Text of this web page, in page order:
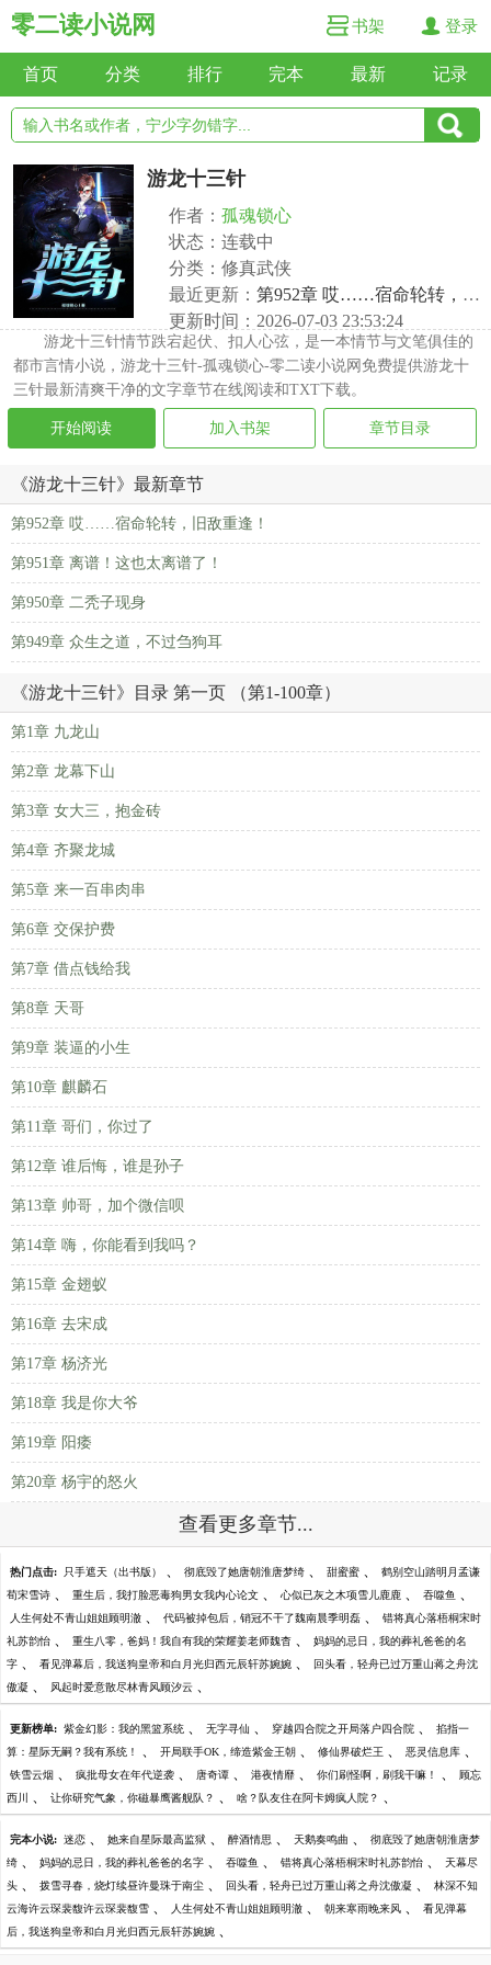
零二读小说网 书架 登录
首页 分类 排行 完本 最新 记录
游龙十三针
作者： 孤魂锁心
状态：连载中
分类：修真武侠
最近更新： 第952章 哎……宿命轮转，旧敌重逢！
更新时间：2026-07-03 23:53:24
游龙十三针情节跌宕起伏、扣人心弦，是一本情节与文笔俱佳的
都市言情小说，游龙十三针-孤魂锁心-零二读小说网免费提供游龙十
三针最新清爽干净的文字章节在线阅读和TXT下载。
开始阅读 加入书架 章节目录
《游龙十三针》最新章节
第952章 哎……宿命轮转，旧敌重逢！
第951章 离谱！这也太离谱了！
第950章 二秃子现身
第949章 众生之道，不过刍狗耳
《游龙十三针》目录 第一页 （第1-100章）
第1章 九龙山
第2章 龙幕下山
第3章 女大三，抱金砖
第4章 齐聚龙城
第5章 来一百串肉串
第6章 交保护费
第7章 借点钱给我
第8章 天哥
第9章 装逼的小生
第10章 麒麟石
第11章 哥们，你过了
第12章 谁后悔，谁是孙子
第13章 帅哥，加个微信呗
第14章 嗨，你能看到我吗？
第15章 金翅蚁
第16章 去宋成
第17章 杨济光
第18章 我是你大爷
第19章 阳痿
第20章 杨宇的怒火
查看更多章节...
热门点击: 只手遮天（出书版） 、 彻底毁了她唐朝淮唐梦绮 、 甜蜜蜜 、 鹤别空山踏明月孟谦
荀宋雪诗 、 重生后，我打脸恶毒狗男女我内心论文 、 心似已灰之木项雪儿鹿鹿 、 吞噬鱼 、
人生何处不青山姐姐顾明澈 、 代码被掉包后，销冠不干了魏南晨季明磊 、 错将真心落梧桐宋时
礼苏韵怡 、 重生八零，爸妈！我自有我的荣耀姜老师魏杳 、 妈妈的忌日，我的葬礼爸爸的名
字 、 看见弹幕后，我送狗皇帝和白月光归西元辰轩苏婉婉 、 回头看，轻舟已过万重山蒋之舟沈
傲凝 、 风起时爱意散尽林青风顾汐云 、
更新榜单: 紫金幻影：我的黑篮系统 、 无字寻仙 、 穿越四合院之开局落户四合院 、 掐指一
算：星际无嗣？我有系统！ 、 开局联手OK，缔造紫金王朝 、 修仙界破烂王 、 恶灵信息库 、
铁雪云烟 、 疯批母女在年代逆袭 、 唐奇谭 、 港夜情靡 、 你们刷怪啊，刷我干嘛！ 、 顾忘
西川 、 让你研究气象，你磁暴鹰酱舰队？ 、 啥？队友住在阿卡姆疯人院？ 、
完本小说: 迷恋 、 她来自星际最高监狱 、 醉酒情思 、 天鹅奏鸣曲 、 彻底毁了她唐朝淮唐梦
绮 、 妈妈的忌日，我的葬礼爸爸的名字 、 吞噬鱼 、 错将真心落梧桐宋时礼苏韵怡 、 天幕尽
头 、 拨雪寻春，烧灯续昼许曼珠于南尘 、 回头看，轻舟已过万重山蒋之舟沈傲凝 、 林深不知
云海许云琛裴馥许云琛裴馥雪 、 人生何处不青山姐姐顾明澈 、 朝来寒雨晚来风 、 看见弹幕
后，我送狗皇帝和白月光归西元辰轩苏婉婉 、